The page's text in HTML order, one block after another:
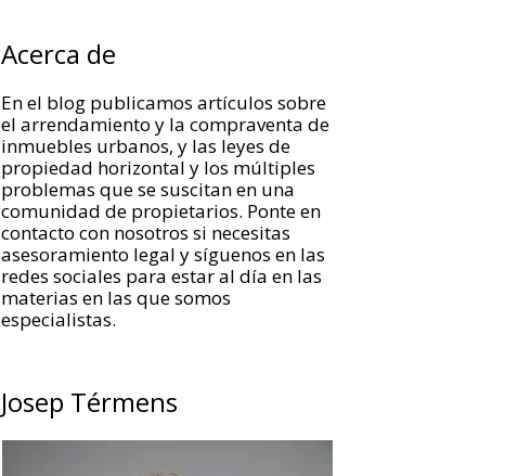
Acerca de
En el blog publicamos artículos sobre
el arrendamiento y la compraventa de
inmuebles urbanos, y las leyes de
propiedad horizontal y los múltiples
problemas que se suscitan en una
comunidad de propietarios. Ponte en
contacto con nosotros si necesitas
asesoramiento legal y síguenos en las
redes sociales para estar al día en las
materias en las que somos
especialistas.
Josep Térmens